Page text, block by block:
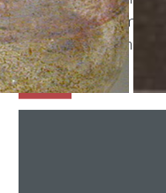
l’art et au
Morbihan peut